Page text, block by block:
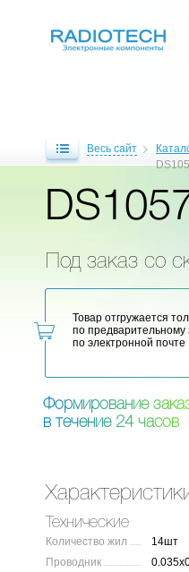
Весь сайт
Под заказ со
Товар отгружается
по предварительному
по электронной почте
Формирование зака
в течение 24 часов
Технические
Количество жил
14шт
Проводник